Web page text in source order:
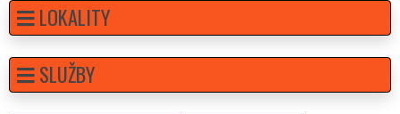
LOKALITY
SLUŽBY